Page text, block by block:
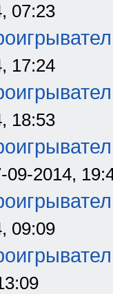
07:23
17:24
18:53
09-2014,
09:09